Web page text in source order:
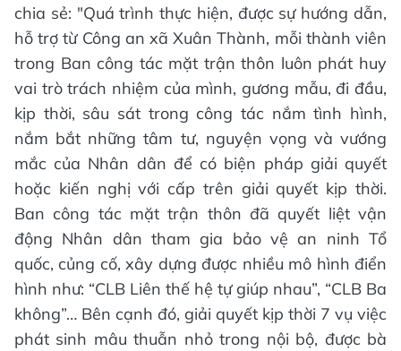
chia sẻ: "Quá trình thực hiện, được sự hướng dẫn,
hỗ trợ từ Công an xã Xuân Thành, mỗi thành viên
trong Ban công tác mặt trận thôn luôn phát huy
vai trò trách nhiệm của mình, gương mẫu, đi đầu,
kịp thời, sâu sát trong công tác nắm tình hình,
nắm bắt những tâm tư, nguyện vọng và vướng
mắc của Nhân dân để có biện pháp giải quyết
hoặc kiến nghị với cấp trên giải quyết kịp thời.
Ban công tác mặt trận thôn đã quyết liệt vận
động Nhân dân tham gia bảo vệ an ninh Tổ
quốc, củng cố, xây dựng được nhiều mô hình điển
hình như: “CLB Liên thế hệ tự giúp nhau”, “CLB Ba
không”… Bên cạnh đó, giải quyết kịp thời 7 vụ việc
phát sinh mâu thuẫn nhỏ trong nội bộ, được bà